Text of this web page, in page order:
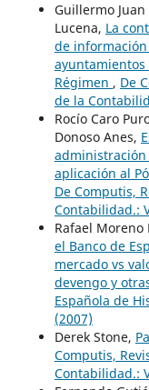
Guillermo
Lucena, La
de
Régimen , De
de la
Rocío Caro
Donoso Anes,
administración
aplicación al
De Computis,
Contabilidad.:
Rafael Moreno
el Banco de
mercado vs
devengo y
Española de
(2007)
Derek Stone,
Computis,
Contabilidad.: